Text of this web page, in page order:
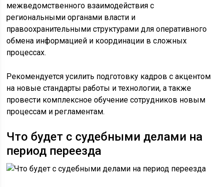
межведомственного взаимодействия с
региональными органами власти и
правоохранительными структурами для оперативного
обмена информацией и координации в сложных
процессах.
Рекомендуется усилить подготовку кадров с акцентом
на новые стандарты работы и технологии, а также
провести комплексное обучение сотрудников новым
процессам и регламентам.
Что будет с судебными делами на
период переезда